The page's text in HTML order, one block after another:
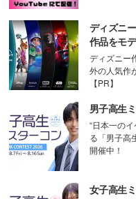
ディズニ
作品をモ
ディズニー
外の人気作
【PR】
男子高生
“日本一の
る「男子高
開催中！
女子高生